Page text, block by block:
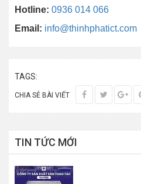
Hotline: 0936 014 066
Email: info@thinhphatict.com
TAGS:
CHIA SẺ BÀI VIẾT
TIN TỨC MỚI